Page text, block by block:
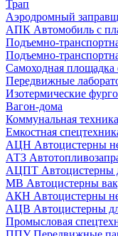
Трап
Аэродромный
АПК Автомобиль с
Подъемно-
Подъемно-
Самоходная
Передвижные
Изотермические
Вагон-дома
Коммунальная техника
Емкостная
АЦН Автоцистерны
АТЗ
АЦПТ Автоцистерны
МВ Автоцистерны
АКН Автоцистерны
АЦВ Автоцистерны
Промысловая